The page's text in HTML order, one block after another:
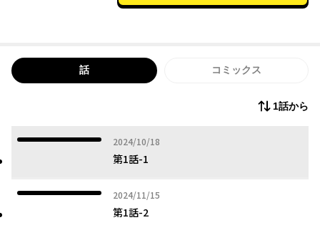
話 コミックス
1話から
2024/10/18
2024年10月18日
第1話-1
2024/11/15
2024年11月15日
第1話-2